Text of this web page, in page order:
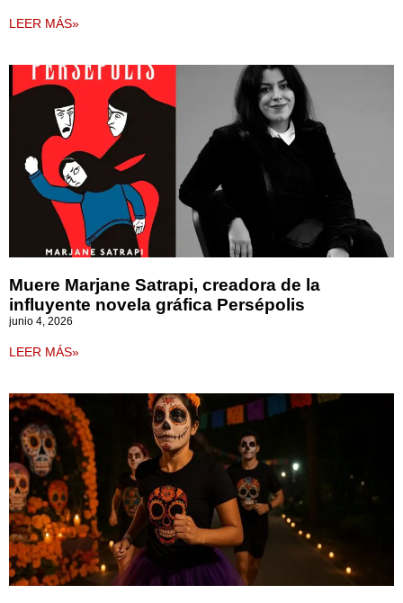
LEER MÁS»
Muere Marjane Satrapi, creadora de la
influyente novela gráfica Persépolis
junio 4, 2026
LEER MÁS»